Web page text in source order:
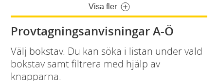
Visa fler
Provtagningsanvisningar A-Ö
Välj bokstav. Du kan söka i listan under vald
bokstav samt filtrera med hjälp av
knapparna.